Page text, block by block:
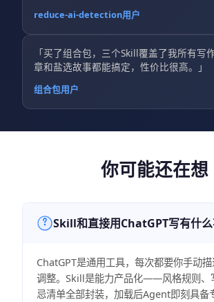
reduce-ai-detection用户
「买了组合包，三个Skill覆盖了我所有写
章和盐选故事都能搞定，性价比很高。」
组合包用户
你可能还在想
Skill和直接用ChatGPT写有什么
ChatGPT是通用工具，每次都要你手动
调整。Skill是能力产品化——风格规则、
忌清单全部封装，加载后Agent即刻具备